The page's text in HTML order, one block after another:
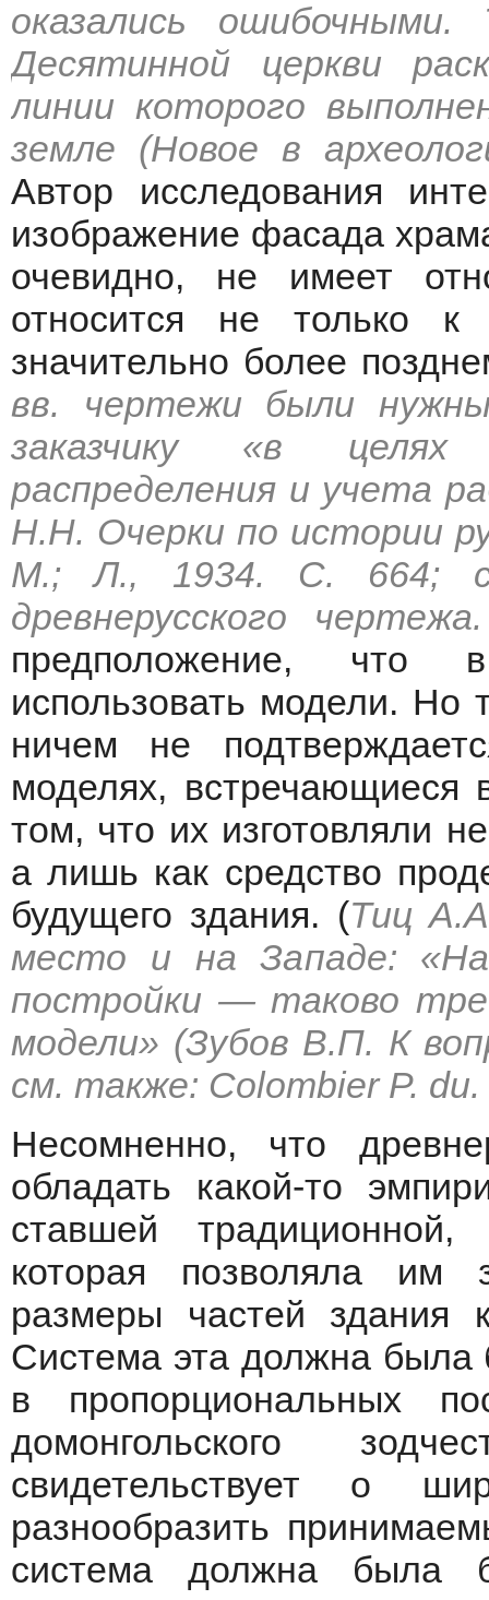
оказались
Десятинной церкви
линии которого
земле (Новое в
Автор исследования
изображение фасада
очевидно, не имеет
относится не только
значительно более
вв. чертежи были
заказчику «в целях
распределения и учета
Н.Н. Очерки по истории
М.; Л., 1934. С. 664;
древнерусского
предположение, что
использовать модели. Но
ничем не
моделях, встречающиеся
том, что их изготовляли
а лишь как средство
будущего здания. (Тиц
место и на Западе:
постройки — таково
модели» (Зубов В.П. К
см. также: Colombier P. du.
Несомненно, что
обладать какой-то
ставшей традиционной,
которая позволяла им
размеры частей
Система эта должна была
в пропорциональных
домонгольского
свидетельствует о
разнообразить
система должна была